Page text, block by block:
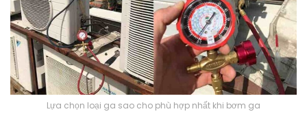
Lựa chọn loại ga sao cho phù hợp nhất khi bơm ga